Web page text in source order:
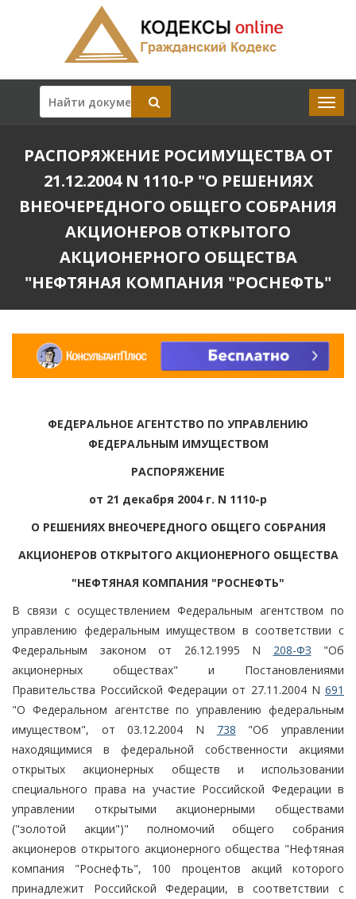
РАСПОРЯЖЕНИЕ РОСИМУЩЕСТВА ОТ
21.12.2004 N 1110-Р "О РЕШЕНИЯХ
ВНЕОЧЕРЕДНОГО ОБЩЕГО СОБРАНИЯ
АКЦИОНЕРОВ ОТКРЫТОГО
АКЦИОНЕРНОГО ОБЩЕСТВА
"НЕФТЯНАЯ КОМПАНИЯ "РОСНЕФТЬ"
ФЕДЕРАЛЬНОЕ АГЕНТСТВО ПО УПРАВЛЕНИЮ
ФЕДЕРАЛЬНЫМ ИМУЩЕСТВОМ
РАСПОРЯЖЕНИЕ
от 21 декабря 2004 г. N 1110-р
О РЕШЕНИЯХ ВНЕОЧЕРЕДНОГО ОБЩЕГО СОБРАНИЯ
АКЦИОНЕРОВ ОТКРЫТОГО АКЦИОНЕРНОГО ОБЩЕСТВА
"НЕФТЯНАЯ КОМПАНИЯ "РОСНЕФТЬ"
В связи с осуществлением Федеральным агентством по
управлению федеральным имуществом в соответствии с
Федеральным законом от 26.12.1995 N 208-ФЗ "Об
акционерных обществах" и Постановлениями
Правительства Российской Федерации от 27.11.2004 N 691
"О Федеральном агентстве по управлению федеральным
имуществом", от 03.12.2004 N 738 "Об управлении
находящимися в федеральной собственности акциями
открытых акционерных обществ и использовании
специального права на участие Российской Федерации в
управлении открытыми акционерными обществами
("золотой акции")" полномочий общего собрания
акционеров открытого акционерного общества "Нефтяная
компания "Роснефть", 100 процентов акций которого
принадлежит Российской Федерации, в соответствии с